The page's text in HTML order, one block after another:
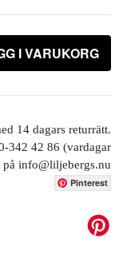
I VARUKORG
14 dagars returrätt.
342 42 86 (vardagar
info@liljebergs.nu
Pinterest